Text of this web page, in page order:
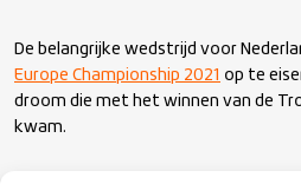
De belangrijke wedstrijd voor
Europe Championship 2021 op te
droom die met het winnen van de
kwam.